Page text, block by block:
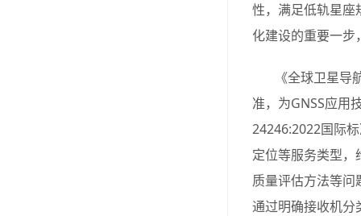
性，满足低轨星座
化建设的重要一
《全球卫星
准，为GNSS应用
24246:2022国际
定位等服务类型
质量评估方法等问
通过明确接收机分